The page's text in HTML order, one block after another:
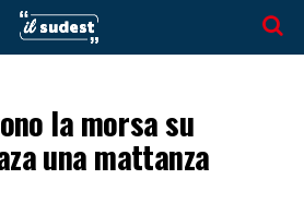
la morsa su
una mattanza